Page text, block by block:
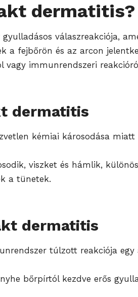
dermatitis?
válaszreakciója,
a fejbőrön és az arcon
vagy immunrendszeri
dermatitis
kémiai károsodása
viszket és hámlik,
a tünetek.
dermatitis
túlzott reakciója
bőrpírtól kezdve erős